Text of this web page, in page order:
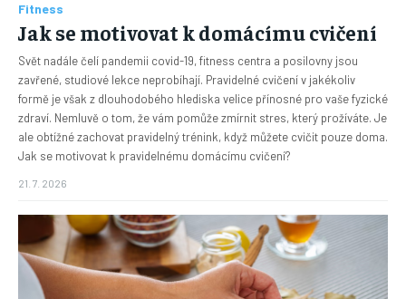
Fitness
Jak se motivovat k domácímu cvičení
Svět nadále čelí pandemii covid-19, fitness centra a posilovny jsou
zavřené, studiové lekce neprobíhají. Pravidelné cvičení v jakékoliv
formě je však z dlouhodobého hlediska velice přínosné pro vaše fyzické
zdraví. Nemluvě o tom, že vám pomůže zmírnit stres, který prožíváte. Je
ale obtížné zachovat pravidelný trénink, když můžete cvičit pouze doma.
Jak se motivovat k pravidelnému domácímu cvičení?
21. 7. 2026